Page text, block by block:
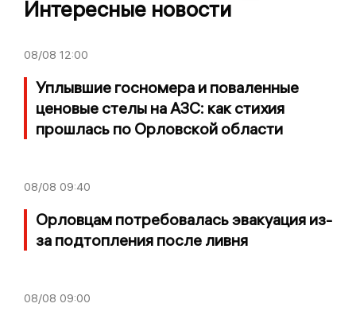
Интересные новости
08/08 12:00
Уплывшие госномера и поваленные
ценовые стелы на АЗС: как стихия
прошлась по Орловской области
08/08 09:40
Орловцам потребовалась эвакуация из-
за подтопления после ливня
08/08 09:00